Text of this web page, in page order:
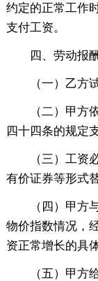
约定的正常工作
支付工资。
四、劳动报
（一）乙方
（二）甲方
四十四条的规定
（三）工资
有价证券等形式
（四）甲方
物价指数情况，
资正常增长的具
（五）甲方